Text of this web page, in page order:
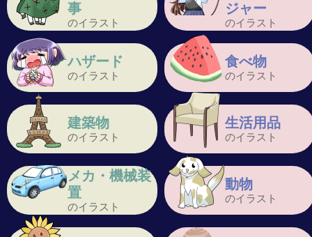
事
のイラスト
ジャー
のイラスト
ハザード
のイラスト
食べ物
のイラスト
建築物
のイラスト
生活用品
のイラスト
メカ・機械装
置
のイラスト
動物
のイラスト